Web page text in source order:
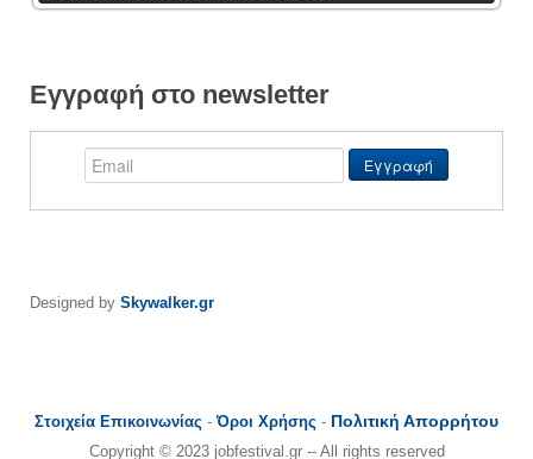
Εγγραφή στο newsletter
Designed by Skywalker.gr
Στοιχεία Επικοινωνίας -Όροι Χρήσης - Πολιτική Απορρήτου
Copyright © 2023 jobfestival.gr -- All rights reserved